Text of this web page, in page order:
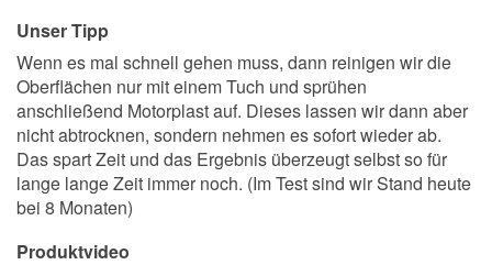
Unser Tipp
Wenn es mal schnell gehen muss, dann reinigen wir die
Oberflächen nur mit einem Tuch und sprühen
anschließend Motorplast auf. Dieses lassen wir dann aber
nicht abtrocknen, sondern nehmen es sofort wieder ab.
Das spart Zeit und das Ergebnis überzeugt selbst so für
lange lange Zeit immer noch. (Im Test sind wir Stand heute
bei 8 Monaten)
Produktvideo